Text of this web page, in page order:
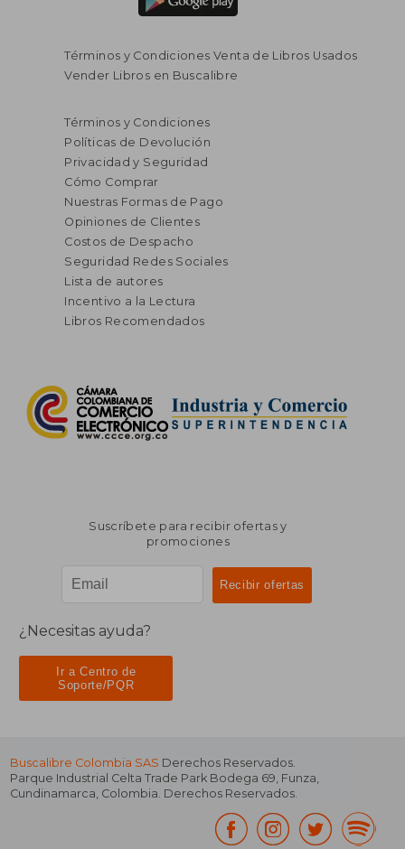
Términos y Condiciones Venta de Libros Usados
Vender Libros en Buscalibre
Términos y Condiciones
Políticas de Devolución
Privacidad y Seguridad
Cómo Comprar
Nuestras Formas de Pago
Opiniones de Clientes
Costos de Despacho
Seguridad Redes Sociales
Lista de autores
Incentivo a la Lectura
Libros Recomendados
Suscríbete para recibir ofertas y
promociones
¿Necesitas ayuda?
Ir a Centro de
Soporte/PQR
Buscalibre Colombia SAS Derechos Reservados.
Parque Industrial Celta Trade Park Bodega 69, Funza,
Cundinamarca, Colombia. Derechos Reservados.